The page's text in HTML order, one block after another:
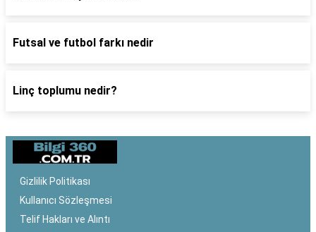
Futsal ve futbol farkı nedir
Linç toplumu nedir?
Gizlilik Politikası
Kullanıcı Sözleşmesi
Telif Hakları ve Alıntı